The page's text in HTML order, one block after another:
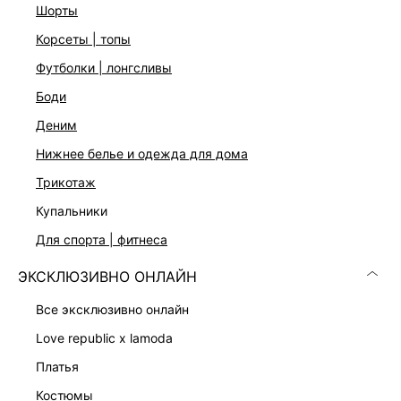
шорты
корсеты | топы
футболки | лонгсливы
боди
деним
нижнее белье и одежда для дома
трикотаж
купальники
для спорта | фитнеса
ЭКСКЛЮЗИВНО ОНЛАЙН
все эксклюзивно онлайн
love republic x lamoda
платья
костюмы
На модели размер 44. Крой модели соответствует
стандартному размеру
Подробные условия доставки и возврата
Скачать
КАТАЛОГ
КОМПАНИЯ